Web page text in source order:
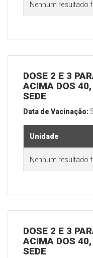
Nenhum resultado
DOSE 2 E 3
ACIMA DOS
SEDE
Data de Vacinação:
Unidade
Nenhum resultado
DOSE 2 E 3
ACIMA DOS
SEDE